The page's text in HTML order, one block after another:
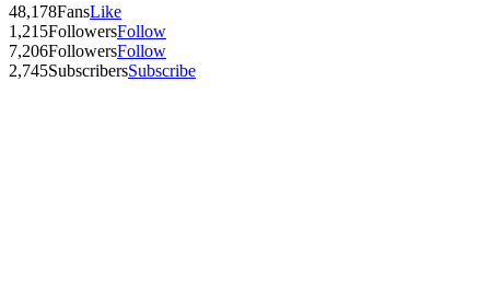
48,178FansLike
1,215FollowersFollow
7,206FollowersFollow
2,745SubscribersSubscribe